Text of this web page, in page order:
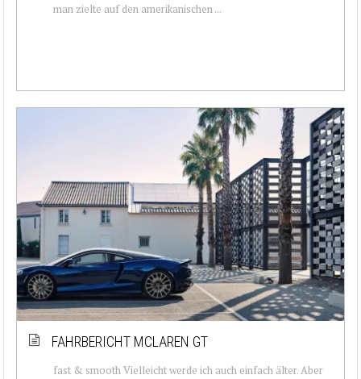
man zielte auf den amerikanischen ...
FAHRBERICHT MCLAREN GT
fast & smooth Vielleicht werde ich auch einfach älter. Aber